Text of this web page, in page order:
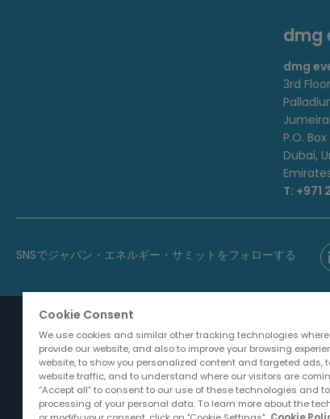
dmg
dmg
3rd
P.O. Box
Dubai,
T: +971
SNSでジャパン・エネルギー・サミットをフォローする
ABOUT US
Cookie Consent
We use cookies and similar other tracking technologies
provide our website, and also to improve your browsing
website, to show you personalized content and targeted ads,
website traffic, and to understand where our visitors are
“Accept all” to consent to our use of these technologies and
processing of your personal data. To learn more about the